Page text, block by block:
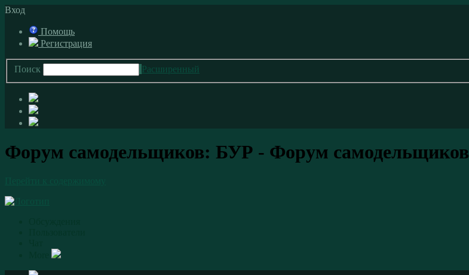
Вход
Помощь
Регистрация
Поиск Расширенный
Форум самодельщиков: БУР - Форум самодельщиков